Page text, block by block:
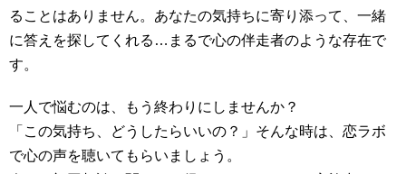
ることはありません。あなたの気持ちに寄り添って、一緒
に答えを探してくれる…まるで心の伴走者のような存在で
す。
一人で悩むのは、もう終わりにしませんか？
「この気持ち、どうしたらいいの？」そんな時は、恋ラボ
で心の声を聴いてもらいましょう。